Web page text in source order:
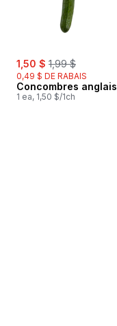
sale:
1,50 $ , formerly:
1,99 $
0,49 $ DE RABAIS
Concombres anglais
1 ea, 1,50 $/1ch